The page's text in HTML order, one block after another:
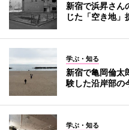
新宿で浜昇さん
じた「空き地」
学ぶ・知る
新宿で亀岡倫
験した沿岸部の
学ぶ・知る